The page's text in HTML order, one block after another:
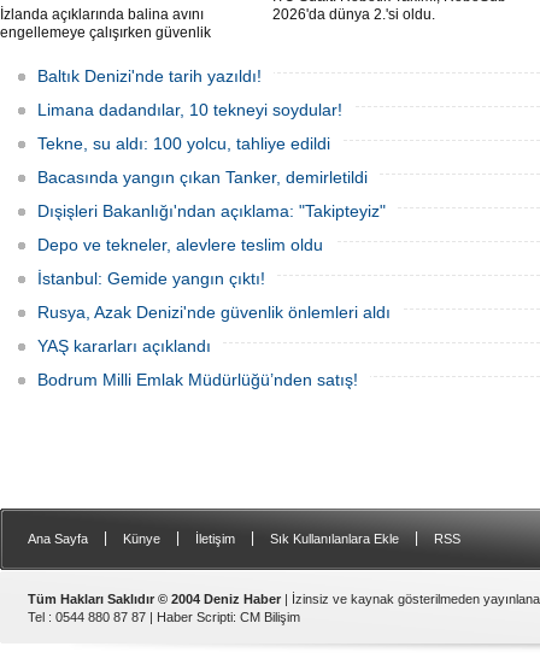
İzlanda açıklarında balina avını
engellemeye çalışırken güvenlik
protesto gemisindeki 21 çevre aktivisti,
günlerdir gemiden çıkmalarına izin
verilmediğini ve temel haklarının ihlal
edildiğini öne sürdü. Mürettebatta iki
Britanyalı aktivist de bulunuyor.
2026'da dünya 2.'si oldu.
Baltık Denizi'nde tarih yazıldı!
Limana dadandılar, 10 tekneyi soydular!
Tekne, su aldı: 100 yolcu, tahliye edildi
Bacasında yangın çıkan Tanker, demirletildi
Dışişleri Bakanlığı'ndan açıklama: "Takipteyiz"
Depo ve tekneler, alevlere teslim oldu
İstanbul: Gemide yangın çıktı!
Rusya, Azak Denizi'nde güvenlik önlemleri aldı
YAŞ kararları açıklandı
Bodrum Milli Emlak Müdürlüğü’nden satış!
Ana Sayfa Künye İletişim Sık Kullanılanlara Ekle RSS
Tüm Hakları Saklıdır © 2004 Deniz Haber | İzinsiz ve kaynak gösterilmeden
Tel : 0544 880 87 87 | Haber Scripti: CM Bilişim